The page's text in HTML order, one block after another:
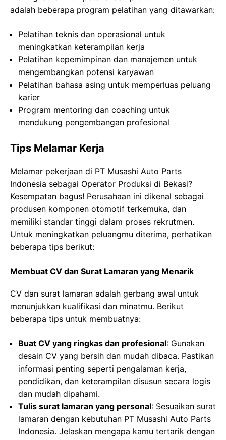
adalah beberapa program pelatihan yang ditawarkan:
Pelatihan teknis dan operasional untuk
meningkatkan keterampilan kerja
Pelatihan kepemimpinan dan manajemen untuk
mengembangkan potensi karyawan
Pelatihan bahasa asing untuk memperluas peluang
karier
Program mentoring dan coaching untuk
mendukung pengembangan profesional
Tips Melamar Kerja
Melamar pekerjaan di PT Musashi Auto Parts
Indonesia sebagai Operator Produksi di Bekasi?
Kesempatan bagus! Perusahaan ini dikenal sebagai
produsen komponen otomotif terkemuka, dan
memiliki standar tinggi dalam proses rekrutmen.
Untuk meningkatkan peluangmu diterima, perhatikan
beberapa tips berikut:
Membuat CV dan Surat Lamaran yang Menarik
CV dan surat lamaran adalah gerbang awal untuk
menunjukkan kualifikasi dan minatmu. Berikut
beberapa tips untuk membuatnya:
Buat CV yang ringkas dan profesional: Gunakan
desain CV yang bersih dan mudah dibaca. Pastikan
informasi penting seperti pengalaman kerja,
pendidikan, dan keterampilan disusun secara logis
dan mudah dipahami.
Tulis surat lamaran yang personal: Sesuaikan surat
lamaran dengan kebutuhan PT Musashi Auto Parts
Indonesia. Jelaskan mengapa kamu tertarik dengan